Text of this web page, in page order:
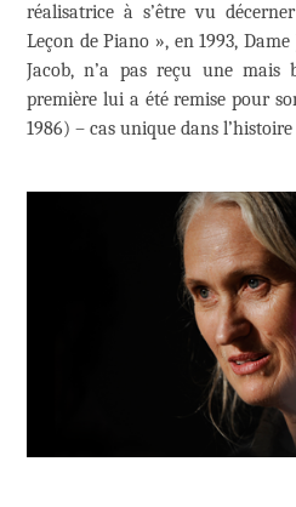
réalisatrice à s’être vu
Leçon de Piano », en 1993,
Jacob, n’a pas reçu une mais
première lui a été remise pour
1986) – cas unique dans